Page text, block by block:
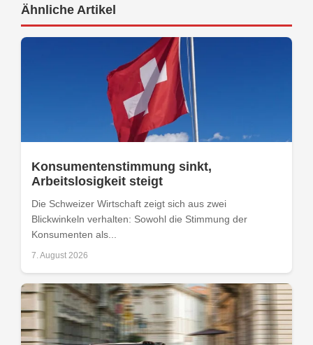
Ähnliche Artikel
Konsumentenstimmung sinkt,
Arbeitslosigkeit steigt
Die Schweizer Wirtschaft zeigt sich aus zwei
Blickwinkeln verhalten: Sowohl die Stimmung der
Konsumenten als...
7. August 2026